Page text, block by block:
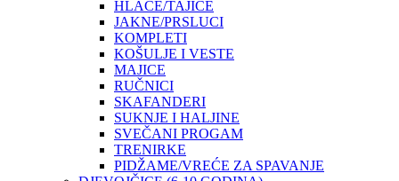
HLAČE/TAJICE
JAKNE/PRSLUCI
KOMPLETI
KOŠULJE I VESTE
MAJICE
RUČNICI
SKAFANDERI
SUKNJE I HALJINE
SVEČANI PROGAM
TRENIRKE
PIDŽAME/VREĆE ZA SPAVANJE